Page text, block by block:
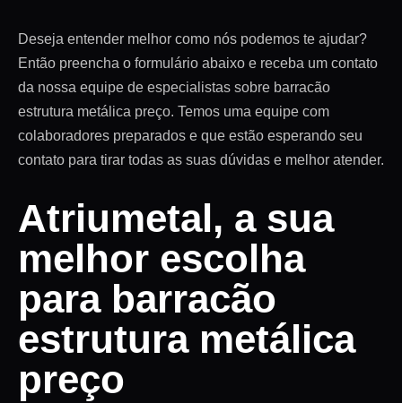
Deseja entender melhor como nós podemos te ajudar?
Então preencha o formulário abaixo e receba um contato
da nossa equipe de especialistas sobre barracão
estrutura metálica preço. Temos uma equipe com
colaboradores preparados e que estão esperando seu
contato para tirar todas as suas dúvidas e melhor atender.
Atriumetal, a sua
melhor escolha
para barracão
estrutura metálica
preço